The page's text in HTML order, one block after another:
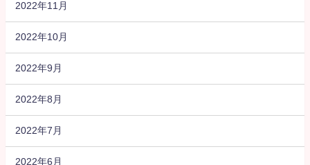
2022年11月
2022年10月
2022年9月
2022年8月
2022年7月
2022年6月